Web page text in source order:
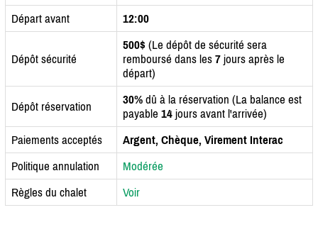
Départ avant
12:00
Dépôt sécurité
500$ (Le dépôt de sécurité sera
remboursé dans les 7 jours après le
départ)
Dépôt réservation 30% dû à la réservation (La balance est
payable 14 jours avant l'arrivée)
Paiements acceptés
Argent, Chèque, Virement Interac
Politique annulation
Modérée
Règles du chalet
Voir